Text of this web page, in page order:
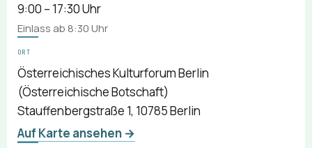
9:00 – 17:30 Uhr
Einlass ab 8:30 Uhr
ORT
Österreichisches Kulturforum Berlin
(Österreichische Botschaft)
Stauffenbergstraße 1, 10785 Berlin
Auf Karte ansehen →